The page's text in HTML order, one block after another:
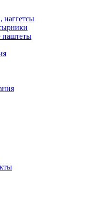
наггетсы
паштеты